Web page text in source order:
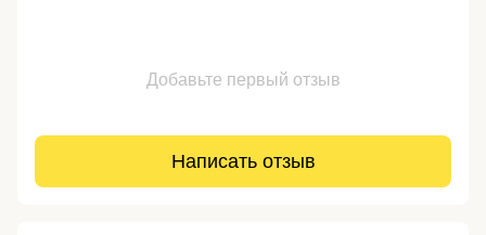
Добавьте первый отзыв
Написать отзыв